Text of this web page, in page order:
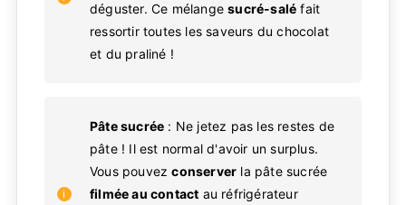
déguster. Ce mélangesucré-salé fait
ressortir toutes les saveurs du chocolat
et du praliné !
Pâte sucrée : Ne jetez pas les restes de
pâte ! Il est normal d'avoir un surplus.
Vous pouvezconserver la pâte sucrée
filmée au contact au réfrigérateur